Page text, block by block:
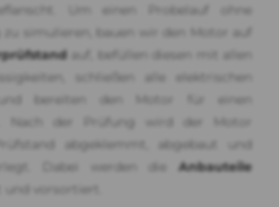
Um einen Probelauf ohne
zu simulieren, bauen wir den Motor auf
auf, befüllen diesen mit allen
schließen alle elektrischen
bereiten den Motor für einen
Nach der Prüfung wird der Motor
abgeklemmt, abgebaut und
Dabei werden die Anbauteile
vorsortiert.